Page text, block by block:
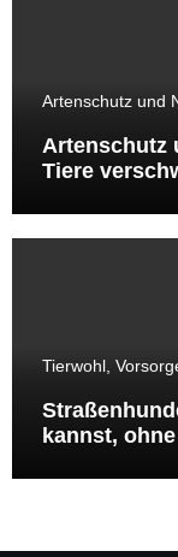
Artenschutz und
Artenschutz
Tiere
Tierwohl,
kannst,